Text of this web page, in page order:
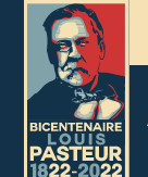
Panneau de gestion